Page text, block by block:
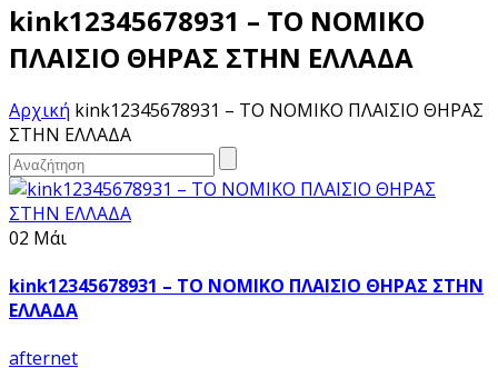
kink12345678931 – ΤΟ ΝΟΜΙΚΟ
ΠΛΑΙΣΙΟ ΘΗΡΑΣ ΣΤΗΝ ΕΛΛΑΔΑ
Αρχική kink12345678931 – ΤΟ ΝΟΜΙΚΟ ΠΛΑΙΣΙΟ ΘΗΡΑΣ
ΣΤΗΝ ΕΛΛΑΔΑ
02 Μάι
kink12345678931 – ΤΟ ΝΟΜΙΚΟ ΠΛΑΙΣΙΟ ΘΗΡΑΣ ΣΤΗΝ
ΕΛΛΑΔΑ
afternet